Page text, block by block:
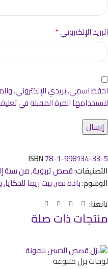
البريد الإلكتروني*
احفظ اسمي، بريدي الإلكتروني،
لاستخدامها المرة المقبلة في
ISBN78-1-998134-33-5
التصنيفات:قصص تربوية,من ستة
الوسوم:بادة نصر,بيت ريما للحكايا,
تابعنا:
منتجات ذات صلة
لوحات بزل متنوعة